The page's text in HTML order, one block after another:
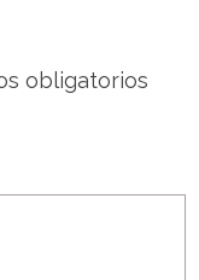
obligatorios